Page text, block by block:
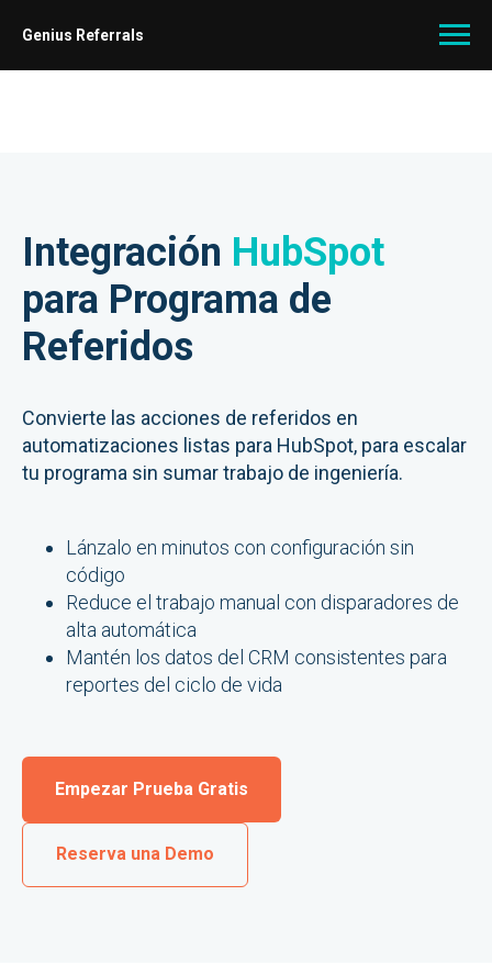
Genius Referrals
Integración HubSpot
para Programa de
Referidos
Convierte las acciones de referidos en
automatizaciones listas para HubSpot, para escalar
tu programa sin sumar trabajo de ingeniería.
Lánzalo en minutos con configuración sin
código
Reduce el trabajo manual con disparadores de
alta automática
Mantén los datos del CRM consistentes para
reportes del ciclo de vida
Empezar Prueba Gratis
Reserva una Demo